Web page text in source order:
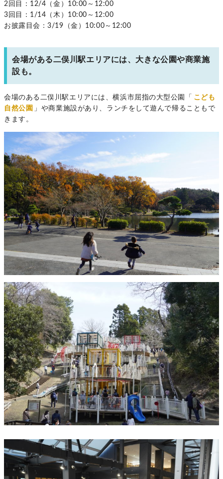
2回目：12/4（金）10:00～12:00
3回目：1/14（木）10:00～12:00
お披露目会：3/19（金）10:00～12:00
会場がある二俣川駅エリアには、大きな公園や商業施
設も。
会場のある二俣川駅エリアには、横浜市屈指の大型公園「
こども
自然公園
」や商業施設があり、ランチをして遊んで帰ることもで
きます。